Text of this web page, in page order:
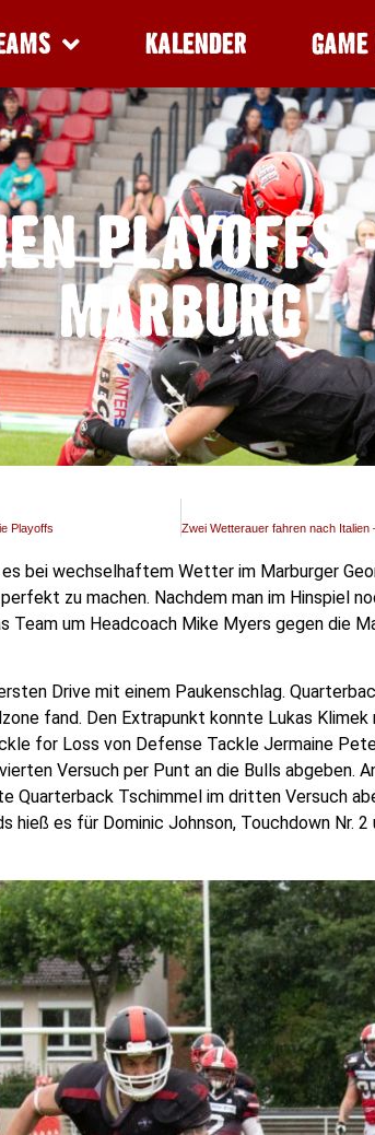
KALENDER
MARBURG
Playoffs
bei wechselhaftem Wetter im Marburger
zu machen. Nachdem man im Hinspiel
Team um Headcoach Mike Myers gegen die
Drive mit einem Paukenschlag.
fand. Den Extrapunkt konnte Lukas
for Loss von Defense Tackle Jermaine
Versuch per Punt an die Bulls abgeben.
Quarterback Tschimmel im dritten Versuch
hieß es für Dominic Johnson, Touchdown Nr.